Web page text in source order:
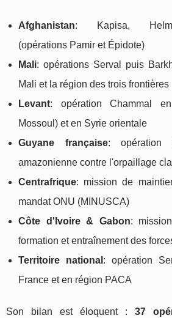
Afghanistan: Kapisa,
(opérations Pamir et Épidote)
Mali: opérations Serval puis
Mali et la région des trois frontières
Levant: opération Chammal
Mossoul) et en Syrie orientale
Guyane française: opération
amazonienne contre l'orpaillage
Centrafrique: mission de
mandat ONU (MINUSCA)
Côte d'Ivoire & Gabon:
formation et entraînement des
Territoire national : opération
France et en région PACA
Son bilan est éloquent : 37